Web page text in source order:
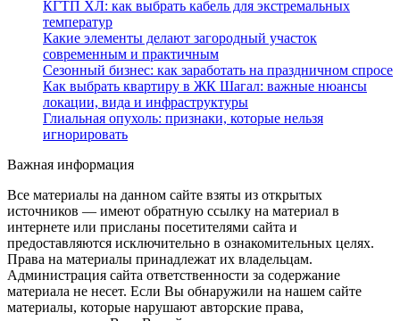
КГТП ХЛ: как выбрать кабель для экстремальных
температур
Какие элементы делают загородный участок
современным и практичным
Сезонный бизнес: как заработать на праздничном спросе
Как выбрать квартиру в ЖК Шагал: важные нюансы
локации, вида и инфраструктуры
Глиальная опухоль: признаки, которые нельзя
игнорировать
Важная информация
Все материалы на данном сайте взяты из открытых
источников — имеют обратную ссылку на материал в
интернете или присланы посетителями сайта и
предоставляются исключительно в ознакомительных целях.
Права на материалы принадлежат их владельцам.
Администрация сайта ответственности за содержание
материала не несет. Если Вы обнаружили на нашем сайте
материалы, которые нарушают авторские права,